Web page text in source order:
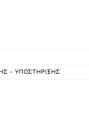
- ΥΠΟΣΤΗΡΙΞΗΣ